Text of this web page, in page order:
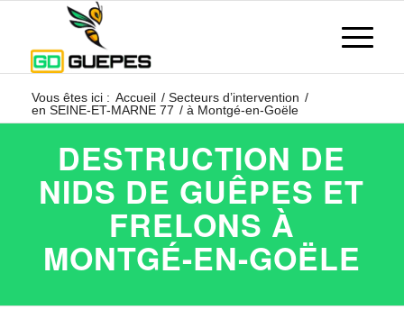
Vous êtes ici : Accueil / Secteurs d’intervention /
en SEINE-ET-MARNE 77 / à Montgé-en-Goële
DESTRUCTION DE
NIDS DE GUÊPES ET
FRELONS À
MONTGÉ-EN-GOËLE